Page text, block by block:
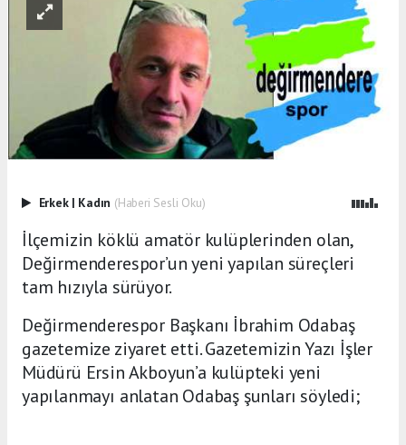
Erkek | Kadın (Haberi Sesli Oku)
İlçemizin köklü amatör kulüplerinden olan,
Değirmenderespor’un yeni yapılan süreçleri
tam hızıyla sürüyor.
Değirmenderespor Başkanı İbrahim Odabaş
gazetemize ziyaret etti. Gazetemizin Yazı İşler
Müdürü Ersin Akboyun’a kulüpteki yeni
yapılanmayı anlatan Odabaş şunları söyledi;